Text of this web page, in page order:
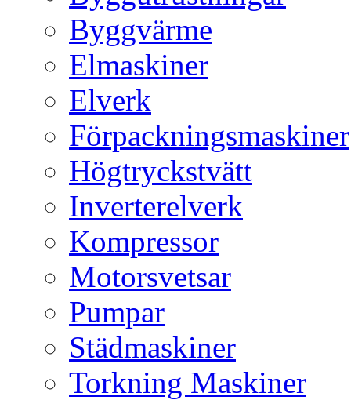
Byggvärme
Elmaskiner
Elverk
Förpackningsmaskiner
Högtryckstvätt
Inverterelverk
Kompressor
Motorsvetsar
Pumpar
Städmaskiner
Torkning Maskiner